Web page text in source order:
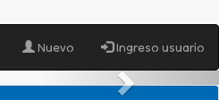
Nuevo Ingreso usuario